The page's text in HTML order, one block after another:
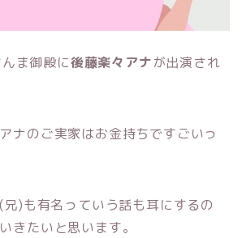
ま御殿に後藤楽々アナが出演され
ナのご実家はお金持ちですごいっ
)も有名っていう話も耳にするの
きたいと思います。